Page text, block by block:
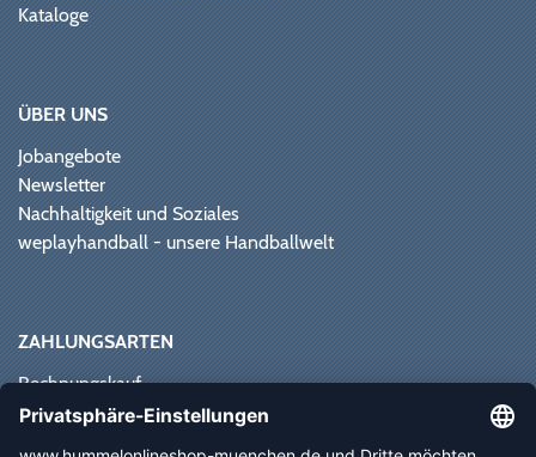
Kataloge
ÜBER UNS
Jobangebote
Newsletter
Nachhaltigkeit und Soziales
weplayhandball - unsere Handballwelt
ZAHLUNGSARTEN
Rechnungskauf
Paypal